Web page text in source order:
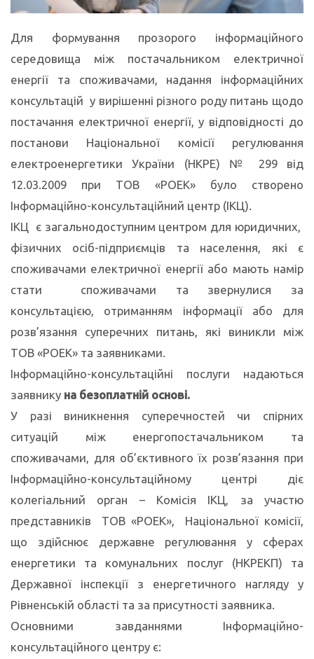
Для формування прозорого інформаційного
середовища між постачальником електричної
енергії та споживачами, надання інформаційних
консультацій у вирішенні різного роду питань щодо
постачання електричної енергії, у відповідності до
постанови Національної комісії регулювання
електроенергетики України (НКРЕ) № 299 від
12.03.2009 при ТОВ «РОЕК» було створено
Інформаційно-консультаційний центр (ІКЦ).
ІКЦ є загальнодоступним центром для юридичних,
фізичних осіб-підприємців та населення, які є
споживачами електричної енергії або мають намір
стати споживачами та звернулися за
консультацією, отриманням інформації або для
розв’язання суперечних питань, які виникли між
ТОВ «РОЕК» та заявниками.
Інформаційно-консультаційні послуги надаються
заявнику на безоплатній основі.
У разі виникнення суперечностей чи спірних
ситуацій між енергопостачальником та
споживачами, для об’єктивного їх розв’язання при
Інформаційно-консультаційному центрі діє
колегіальний орган – Комісія ІКЦ, за участю
представників ТОВ «РОЕК», Національної комісії,
що здійснює державне регулювання у сферах
енергетики та комунальних послуг (НКРЕКП) та
Державної інспекції з енергетичного нагляду у
Рівненській області та за присутності заявника.
Основними завданнями Інформаційно-
консультаційного центру є: